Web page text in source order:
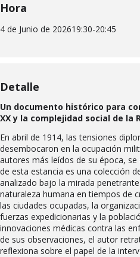
Hora
4 de Junio de 202619:30-20:45
Detalle
Un documento histórico para
XX y la complejidad social de la
En abril de 1914, las tensiones
desembocaron en la ocupación
autores más leídos de su época, se
de esta estancia es una colección
analizado bajo la mirada
naturaleza humana en tiempos de
las ciudades ocupadas, la
fuerzas expedicionarias y la
innovaciones médicas contra las
de sus observaciones, el autor
reflexiona sobre el papel de la